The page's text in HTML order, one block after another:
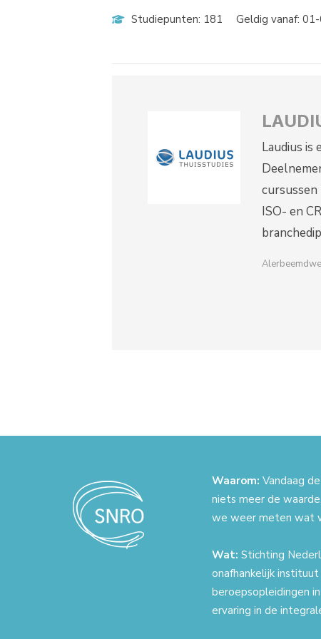
Studiepunten: 181 Geldig vanaf:
Laudius
ISO- en
Waarom: Vandaag
niets meer de
we weer meten wat
Wat: Stichting
onafhankelijk
beroepsopleidingen
ervaring in de